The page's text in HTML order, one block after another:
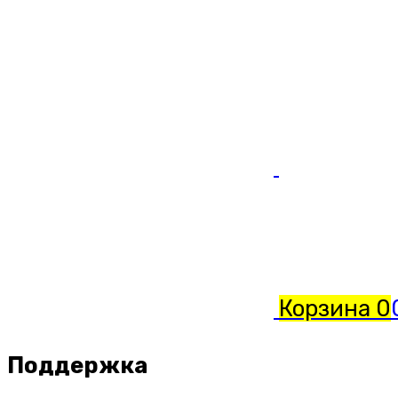
Корзина 0
Поддержка